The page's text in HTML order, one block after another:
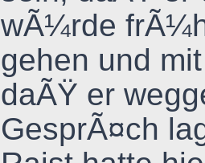
wÃ¼rde
gehen und
daÃŸ er
GesprÃ¤ch